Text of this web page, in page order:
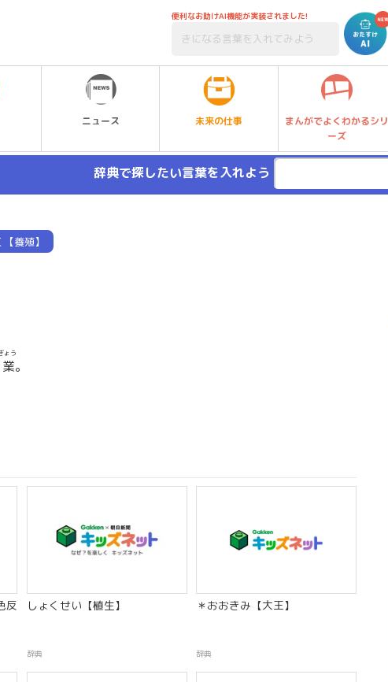
便利なお助けAI機能が実装されました!
ニュース 未来の仕事
まんがでよくわかるシリ
ーズ
辞典で探したい言葉を入れよう
養殖】
ょう
。
反
しょくせい【植生】
辞典
＊おおきみ【大王】
辞典